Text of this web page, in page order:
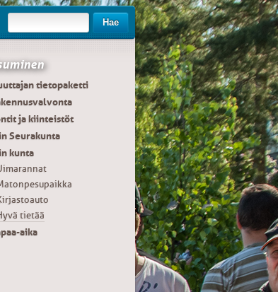
Hae
tietopaketti
ja kiinteistöt
Seurakunta
kunta
tietää
aika